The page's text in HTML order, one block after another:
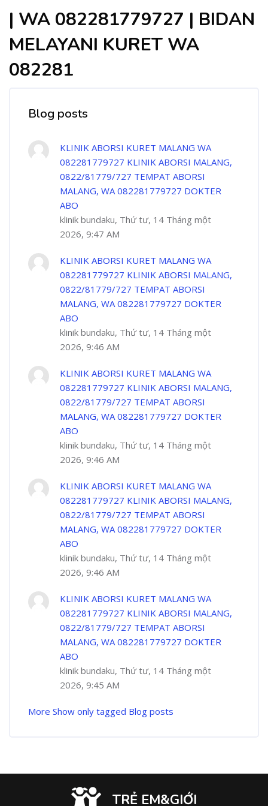
| WA 082281779727 | BIDAN
MELAYANI KURET WA
082281
Blog posts
KLINIK ABORSI KURET MALANG WA
082281779727 KLINIK ABORSI MALANG,
0822/81779/727 TEMPAT ABORSI
MALANG, WA 082281779727 DOKTER
ABO
klinik bundaku, Thứ tư, 14 Tháng một
2026, 9:47 AM
KLINIK ABORSI KURET MALANG WA
082281779727 KLINIK ABORSI MALANG,
0822/81779/727 TEMPAT ABORSI
MALANG, WA 082281779727 DOKTER
ABO
klinik bundaku, Thứ tư, 14 Tháng một
2026, 9:46 AM
KLINIK ABORSI KURET MALANG WA
082281779727 KLINIK ABORSI MALANG,
0822/81779/727 TEMPAT ABORSI
MALANG, WA 082281779727 DOKTER
ABO
klinik bundaku, Thứ tư, 14 Tháng một
2026, 9:46 AM
KLINIK ABORSI KURET MALANG WA
082281779727 KLINIK ABORSI MALANG,
0822/81779/727 TEMPAT ABORSI
MALANG, WA 082281779727 DOKTER
ABO
klinik bundaku, Thứ tư, 14 Tháng một
2026, 9:46 AM
KLINIK ABORSI KURET MALANG WA
082281779727 KLINIK ABORSI MALANG,
0822/81779/727 TEMPAT ABORSI
MALANG, WA 082281779727 DOKTER
ABO
klinik bundaku, Thứ tư, 14 Tháng một
2026, 9:45 AM
More Show only tagged Blog posts
TRẺ EM&GIỚI